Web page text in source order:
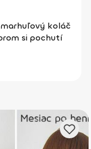
koláč
si pochutí